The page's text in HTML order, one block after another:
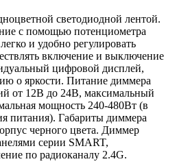
светодиодной лентой.
с помощью потенциометра
и удобно регулировать
включение и выключение
цифровой дисплей,
о яркости. Питание диммера
от 12В до 24В, максимальный
мощность 240-480Вт (в
питания). Габариты диммера
черного цвета. Диммер
серии SMART,
по радиоканалу 2.4G.